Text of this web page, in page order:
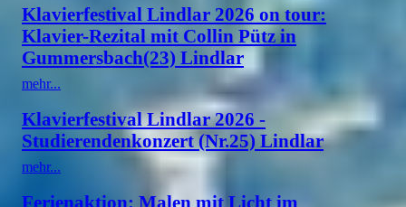
Klavierfestival Lindlar 2026 on tour:
Klavier-Rezital mit Collin Pütz in
Gummersbach(23) Lindlar
mehr...
Klavierfestival Lindlar 2026 -
Studierendenkonzert (Nr.25) Lindlar
mehr...
Ferienaktion: Malen mit Licht im